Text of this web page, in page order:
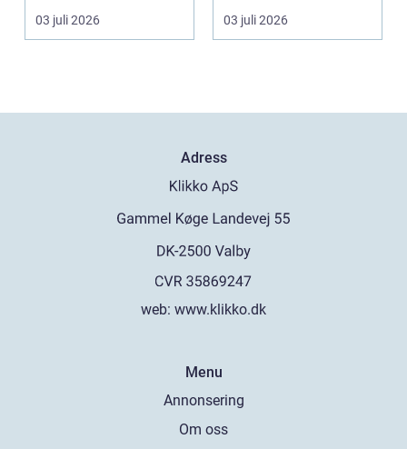
utflykter och storh...
03 juli 2026
en modern dusch. För
03 juli 2026
Adress
web: www.klikko.dk
Menu
Annonsering
Om oss